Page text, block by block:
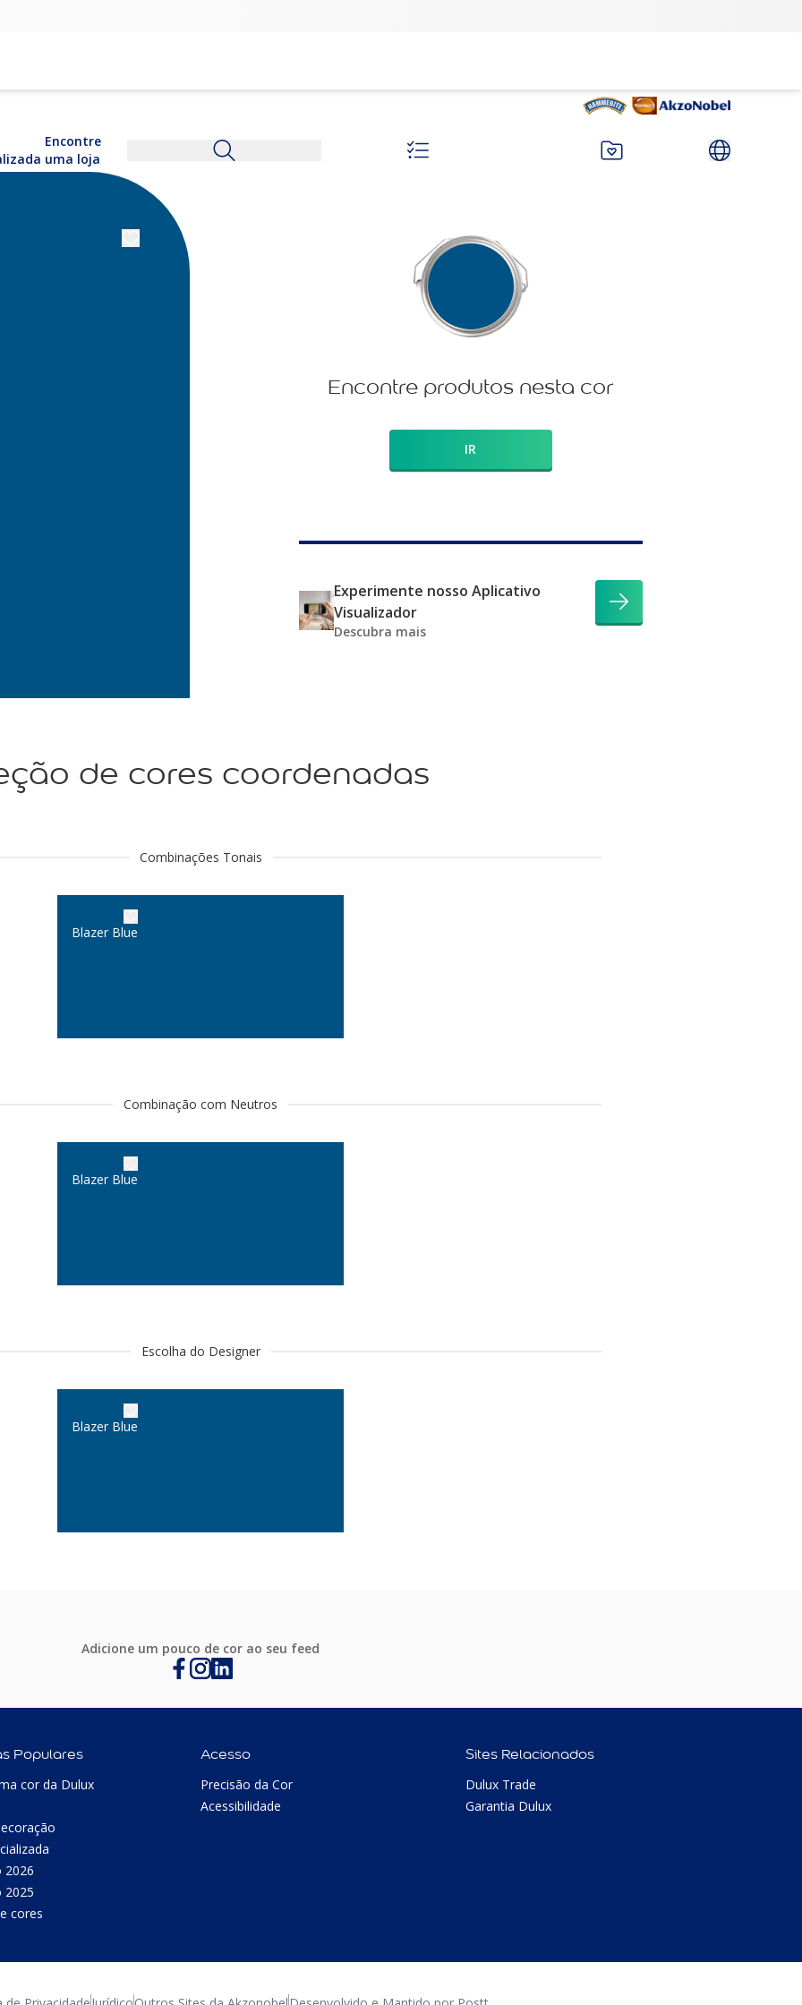
Encontre
uma loja
Encontre produtos nesta cor
IR
Experimente nosso Aplicativo
Visualizador
Descubra mais
de cores coordenadas
Combinações Tonais
Blazer Blue
Combinação com Neutros
Blazer Blue
Escolha do Designer
Blazer Blue
Adicione um pouco de cor ao seu feed
Populares
cor da Dulux
2026
2025
cores
Acesso
Precisão da Cor
Acessibilidade
Sites Relacionados
Dulux Trade
Garantia Dulux